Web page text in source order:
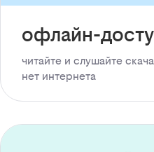
офлайн-
читайте и слушайте
нет интернета